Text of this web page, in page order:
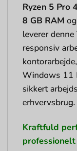
Ryzen 5 Pro
8 GB RAM
leverer
responsiv
Windows 11
sikkert
erhvervsbrug.
Kraftfuld